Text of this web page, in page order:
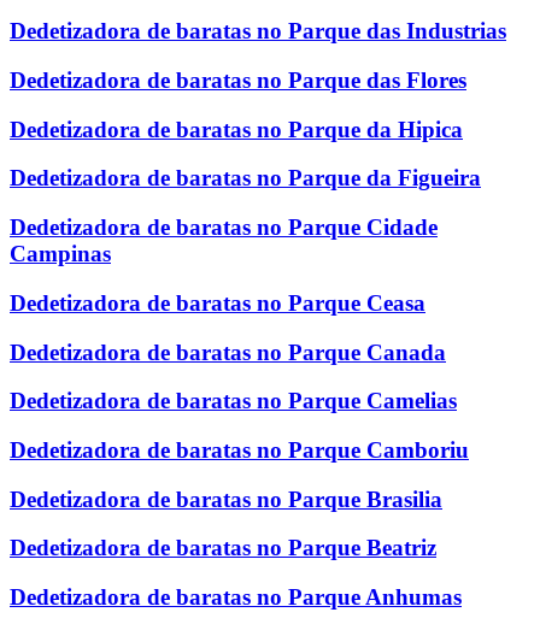
Dedetizadora de baratas no Parque das Industrias
Dedetizadora de baratas no Parque das Flores
Dedetizadora de baratas no Parque da Hipica
Dedetizadora de baratas no Parque da Figueira
Dedetizadora de baratas no Parque Cidade
Campinas
Dedetizadora de baratas no Parque Ceasa
Dedetizadora de baratas no Parque Canada
Dedetizadora de baratas no Parque Camelias
Dedetizadora de baratas no Parque Camboriu
Dedetizadora de baratas no Parque Brasilia
Dedetizadora de baratas no Parque Beatriz
Dedetizadora de baratas no Parque Anhumas